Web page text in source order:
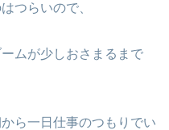
つらいので、
ムが少しおさまるまで
ら一日仕事のつもりでい